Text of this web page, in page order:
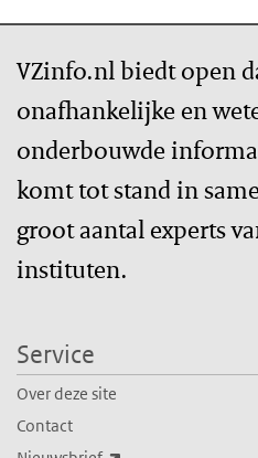
VZinfo.nl biedt open
onafhankelijke en
onderbouwde
komt tot stand in
groot aantal experts
instituten.
Service
Over deze site
Contact